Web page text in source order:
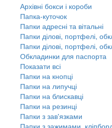
Архівні бокси і короби
Папка-куточок
Папки адресні та вітальні
Папки ділові, портфелі,
Папки ділові, портфелі,
Обкладинки для паспорта
Показати всі
Папки на кнопці
Папки на липучці
Папки на блискавці
Папки на резинці
Папки з зав'язками
Папки з зажимами,